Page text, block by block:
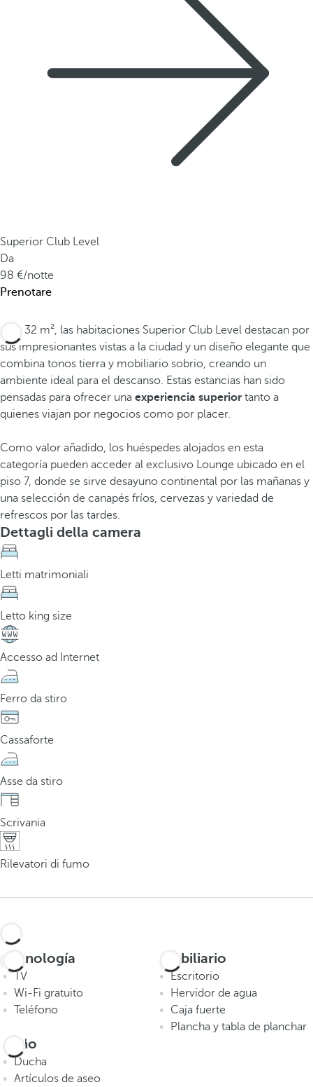
Superior Club Level
Da
98
/notte
Prenotare
Con 32 m², las habitaciones Superior Club Level destacan por
sus impresionantes vistas a la ciudad y un diseño elegante que
combina tonos tierra y mobiliario sobrio, creando un
ambiente ideal para el descanso. Estas estancias han sido
pensadas para ofrecer una experiencia superior tanto a
quienes viajan por negocios como por placer.
Como valor añadido, los huéspedes alojados en esta
categoría pueden acceder al exclusivo Lounge ubicado en el
piso 7, donde se sirve desayuno continental por las mañanas y
una selección de canapés fríos, cervezas y variedad de
refrescos por las tardes.
Dettagli della camera
Letti matrimoniali
Letto king size
Accesso ad Internet
Ferro da stiro
Cassaforte
Asse da stiro
Scrivania
Rilevatori di fumo
Tecnología
TV
Wi-Fi gratuito
Teléfono
Mobiliario
Escritorio
Hervidor de agua
Caja fuerte
Plancha y tabla de planchar
Baño
Ducha
Artículos de aseo